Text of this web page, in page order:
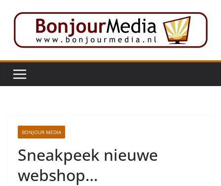
naar
inhoud
BONJOUR MEDIA
Sneakpeek nieuwe
webshop…